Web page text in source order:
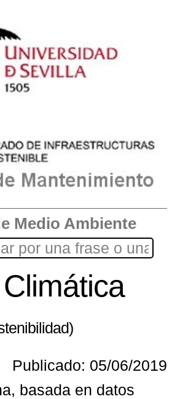
Medio Ambiente
Publicado: 05/06/2019
basada en datos